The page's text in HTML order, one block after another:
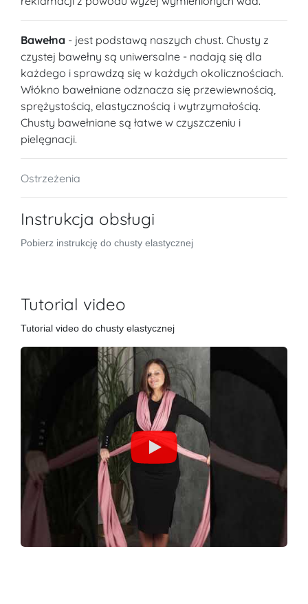
Bawełna - jest podstawą naszych chust. Chusty z
czystej bawełny są uniwersalne - nadają się dla
każdego i sprawdzą się w każdych okolicznościach.
Włókno bawełniane odznacza się przewiewnością,
sprężystością, elastycznością i wytrzymałością.
Chusty bawełniane są łatwe w czyszczeniu i
pielęgnacji.
Ostrzeżenia
Instrukcja obsługi
Pobierz instrukcję do chusty elastycznej
Tutorial video
Tutorial video do chusty elastycznej